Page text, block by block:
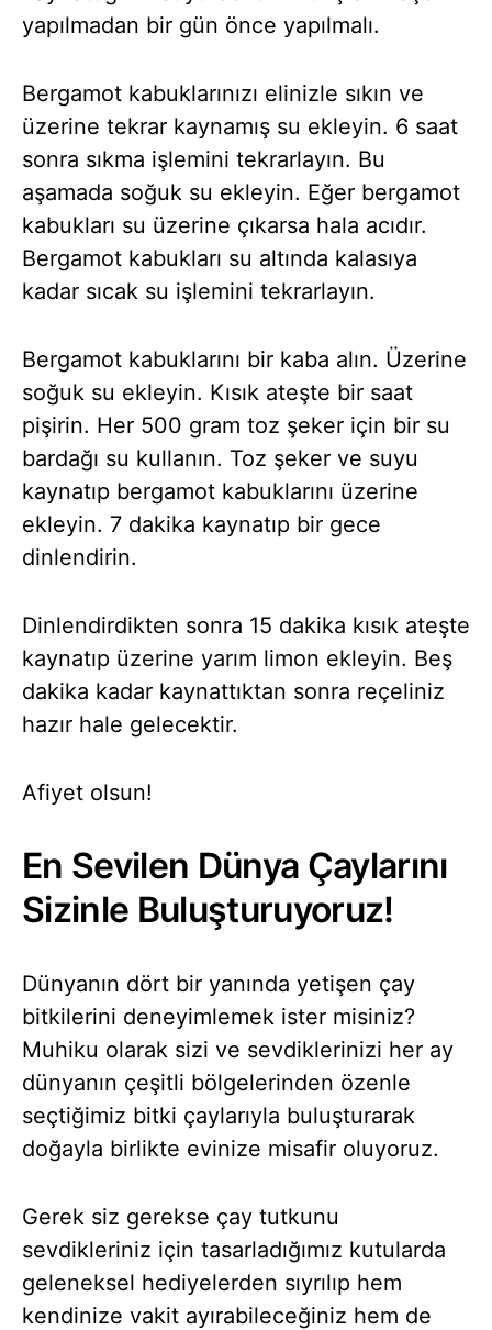
yapılmadan bir gün önce yapılmalı.
Bergamot kabuklarınızı elinizle sıkın ve
üzerine tekrar kaynamış su ekleyin. 6 saat
sonra sıkma işlemini tekrarlayın. Bu
aşamada soğuk su ekleyin. Eğer bergamot
kabukları su üzerine çıkarsa hala acıdır.
Bergamot kabukları su altında kalasıya
kadar sıcak su işlemini tekrarlayın.
Bergamot kabuklarını bir kaba alın. Üzerine
soğuk su ekleyin. Kısık ateşte bir saat
pişirin. Her 500 gram toz şeker için bir su
bardağı su kullanın. Toz şeker ve suyu
kaynatıp bergamot kabuklarını üzerine
ekleyin. 7 dakika kaynatıp bir gece
dinlendirin.
Dinlendirdikten sonra 15 dakika kısık ateşte
kaynatıp üzerine yarım limon ekleyin. Beş
dakika kadar kaynattıktan sonra reçeliniz
hazır hale gelecektir.
Afiyet olsun!
En Sevilen Dünya Çaylarını
Sizinle Buluşturuyoruz!
Dünyanın dört bir yanında yetişen çay
bitkilerini deneyimlemek ister misiniz?
Muhiku olarak sizi ve sevdiklerinizi her ay
dünyanın çeşitli bölgelerinden özenle
seçtiğimiz bitki çaylarıyla buluşturarak
doğayla birlikte evinize misafir oluyoruz.
Gerek siz gerekse çay tutkunu
sevdikleriniz için tasarladığımız kutularda
geleneksel hediyelerden sıyrılıp hem
kendinize vakit ayırabileceğiniz hem de